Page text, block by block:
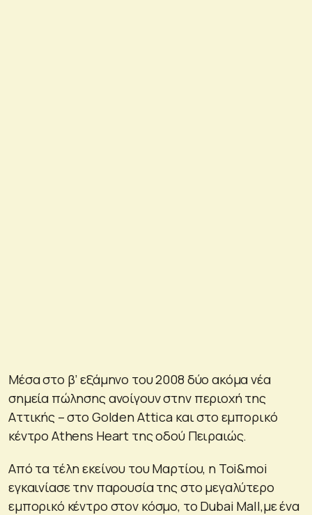
Mέσα στο β’ εξάμηνο του 2008 δύο ακόμα νέα
σημεία πώλησης ανοίγουν στην περιοχή της
Αττικής – στο Golden Attica και στο εμπορικό
κέντρο Athens Heart της οδού Πειραιώς.
Από τα τέλη εκείνου του Μαρτίου, η Toi&moi
εγκαινίασε την παρουσία της στο μεγαλύτερο
εμπορικό κέντρο στον κόσμο, το Dubai Mall,με ένα